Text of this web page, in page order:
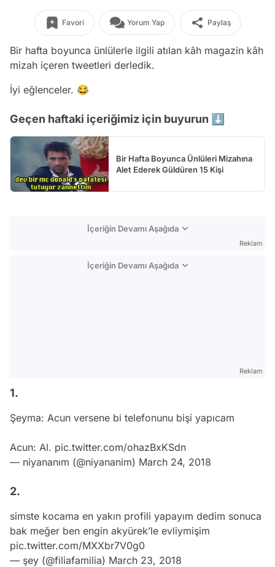
Favori Yorum Yap Paylaş
Bir hafta boyunca ünlülerle ilgili atılan kâh magazin kâh
mizah içeren tweetleri derledik.
İyi eğlenceler. 😂
Geçen haftaki içeriğimiz için buyurun ⬇️
Bir Hafta Boyunca Ünlüleri Mizahına
Alet Ederek Güldüren 15 Kişi
İçeriğin Devamı Aşağıda
Reklam
İçeriğin Devamı Aşağıda
Reklam
1.
Şeyma: Acun versene bi telefonunu bişi yapıcam
Acun: Al. pic.twitter.com/ohazBxKSdn
— niyananım (@niyananim) March 24, 2018
2.
simste kocama en yakın profili yapayım dedim sonuca
bak meğer ben engin akyürek’le evliymişim
pic.twitter.com/MXXbr7V0g0
— şey (@filiafamilia) March 23, 2018